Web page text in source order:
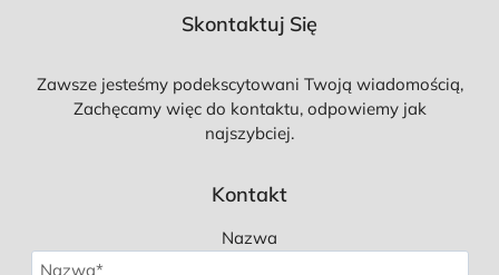
Skontaktuj Się
Zawsze jesteśmy podekscytowani Twoją wiadomością,
Zachęcamy więc do kontaktu, odpowiemy jak
najszybciej.
Kontakt
Nazwa